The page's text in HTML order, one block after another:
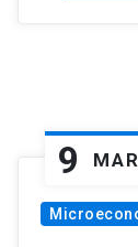
9 MAR